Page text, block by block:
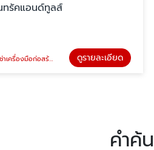
ทรัคแอนด์ทูลส์
าเครื่องมือก่อสร้าง ดูรายละเอียด
คำค้